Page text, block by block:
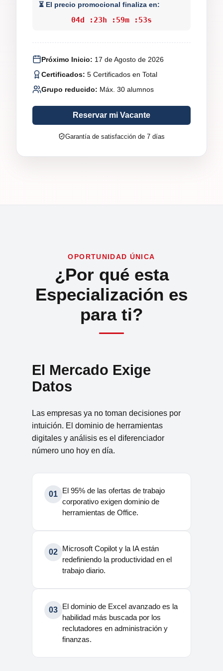
⏳ El precio promocional finaliza en:
04d : 23h : 59m : 51s
Próximo Inicio: 17 de Agosto de 2026
Certificados: 5 Certificados en Total
Grupo reducido: Máx. 30 alumnos
Reservar mi Vacante
Garantía de satisfacción de 7 días
OPORTUNIDAD ÚNICA
¿Por qué esta
Especialización es
para ti?
El Mercado Exige
Datos
Las empresas ya no toman decisiones por
intuición. El dominio de herramientas
digitales y análisis es el diferenciador
número uno hoy en día.
01 El 95% de las ofertas de trabajo
corporativo exigen dominio de
herramientas de Office.
02 Microsoft Copilot y la IA están
redefiniendo la productividad en el
trabajo diario.
03 El dominio de Excel avanzado es la
habilidad más buscada por los
reclutadores en administración y
finanzas.